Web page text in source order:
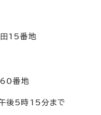
15番地
60番地
後5時15分まで